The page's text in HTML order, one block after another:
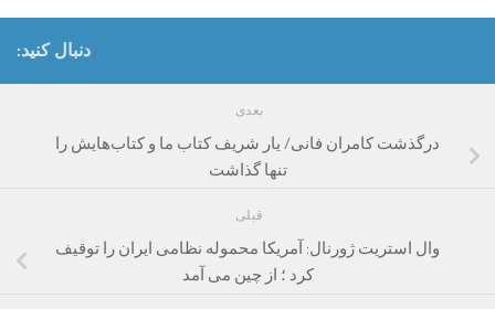
دنبال کنید:
بعدی
درگذشت کامران فانی/ یار شریف کتاب ما و کتاب‌هایش را
تنها گذاشت
قبلی
وال استریت ژورنال: آمریکا محموله نظامی ایران را توقیف
کرد ؛ از چین می آمد